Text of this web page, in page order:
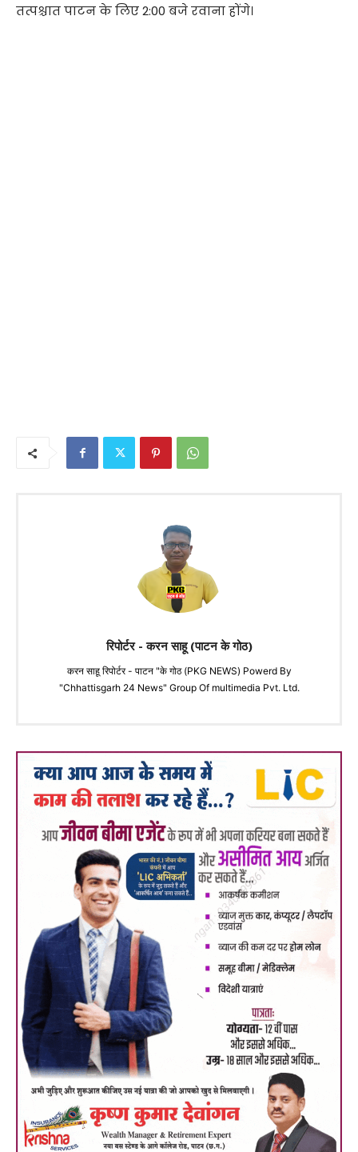
तत्पश्चात पाटन के लिए 2:00 बजे रवाना होंगे।
रिपोर्टर - करन साहू (पाटन के गोठ)
करन साहू रिपोर्टर - पाटन "के गोठ (PKG NEWS) Powerd By
"Chhattisgarh 24 News" Group Of multimedia Pvt. Ltd.